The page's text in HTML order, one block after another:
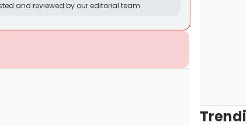
and reviewed by our editorial team.